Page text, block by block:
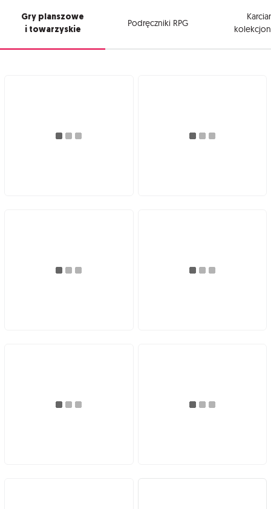
Gry planszowe
i towarzyskie
Podręczniki RPG